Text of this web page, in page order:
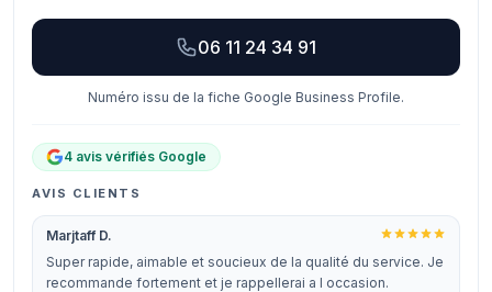
06 11 24 34 91
Numéro issu de la fiche Google Business Profile.
4 avis vérifiés Google
AVIS CLIENTS
Marjtaff D.
Super rapide, aimable et soucieux de la qualité du service. Je
recommande fortement et je rappellerai a l occasion.